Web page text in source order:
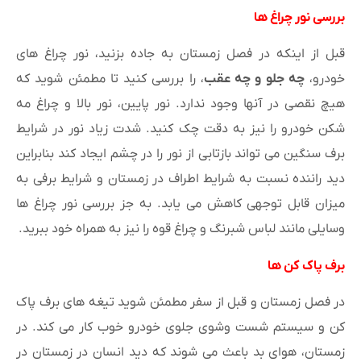
بررسی نور چراغ ها
قبل از اینکه در فصل زمستان به جاده بزنید، نور چراغ های
خودرو،چه جلو و چه عقب، را بررسی کنید تا مطمئن شوید که
هیچ نقصی در آنها وجود ندارد. نور پایین، نور بالا و چراغ مه
شکن خودرو را نیز به دقت چک کنید. شدت زیاد نور در شرایط
برف سنگین می تواند بازتابی از نور را در چشم ایجاد کند بنابراین
دید راننده نسبت به شرایط اطراف در زمستان و شرایط برفی به
میزان قابل توجهی کاهش می یابد. به جز بررسی نور چراغ ها
وسایلی مانند لباس شبرنگ و چراغ قوه را نیز به همراه خود ببرید.
برف پاک کن ها
در فصل زمستان و قبل از سفر مطمئن شوید تیغه های برف پاک
کن و سیستم شست وشوی جلوی خودرو خوب کار می کند. در
زمستان، هوای بد باعث می شوند که دید انسان در زمستان در